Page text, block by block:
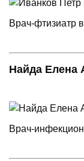
Врач-фтизиатр
Найда Елена
Врач-